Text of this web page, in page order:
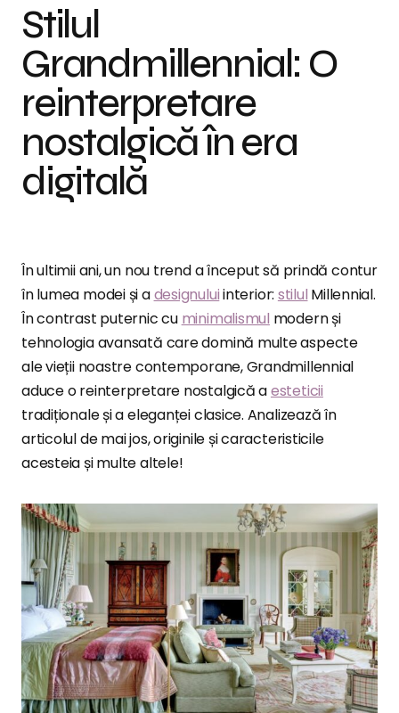
Stilul
Grandmillennial: O
reinterpretare
nostalgică în era
digitală
În ultimii ani, un nou trend a început să prindă contur
în lumea modei și adesignuluiinterior: stilul Millennial.
În contrast puternic cu minimalismul modern și
tehnologia avansată care domină multe aspecte
ale vieții noastre contemporane, Grandmillennial
aduce o reinterpretare nostalgică aesteticii
tradiționale și a eleganței clasice. Analizează în
articolul de mai jos, originile și caracteristicile
acesteia și multe altele!